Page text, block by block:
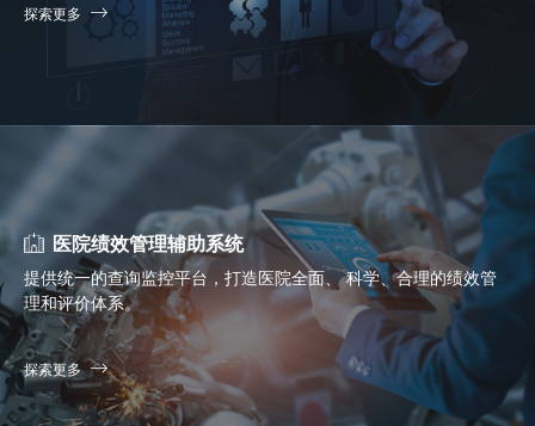
探索更多
医院绩效管理辅助系统
提供统一的查询监控平台，打造医院全面、 科学、合理的绩效管
理和评价体系。
探索更多